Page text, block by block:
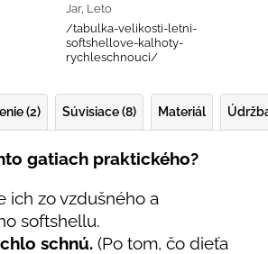
Jar, Leto
/tabulka-velikosti-letni-
softshellove-kalhoty-
rychleschnouci/
(2) Súvisiace (8) Materiál
gatiach praktického?
ich zo vzdušného a
softshellu.
schnú. (Po tom, čo dieťa